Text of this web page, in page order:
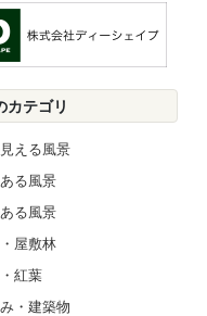
カテゴリ
える風景
る風景
る風景
屋敷林
紅葉
・建築物